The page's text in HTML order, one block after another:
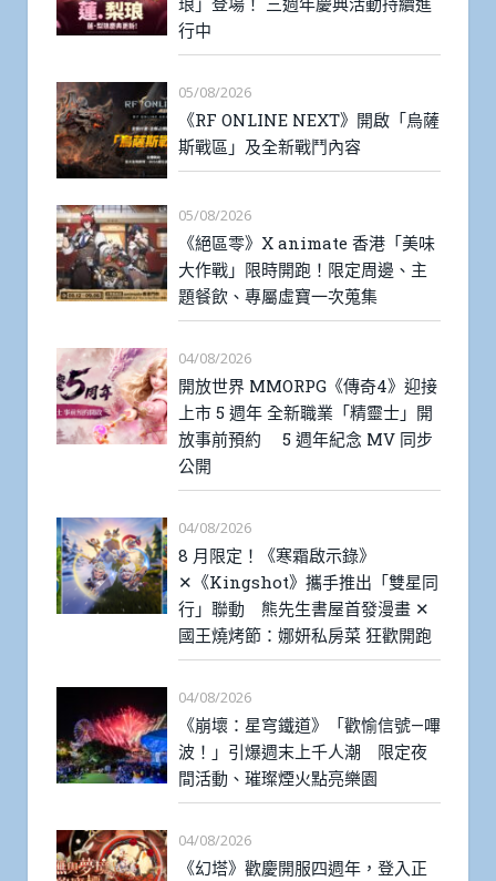
行中
05/08/2026
《RF ONLINE NEXT》開啟「烏薩
斯戰區」及全新戰鬥內容
05/08/2026
《絕區零》X animate 香港「美味
大作戰」限時開跑！限定周邊、主
題餐飲、專屬虛寶一次蒐集
04/08/2026
開放世界 MMORPG《傳奇4》迎接
上市 5 週年 全新職業「精靈士」開
放事前預約 5 週年紀念 MV 同步
公開
04/08/2026
8 月限定！《寒霜啟示錄》
✕《Kingshot》攜手推出「雙星同
行」聯動 熊先生書屋首發漫畫 ✕
國王燒烤節：娜妍私房菜 狂歡開跑
04/08/2026
《崩壞：星穹鐵道》「歡愉信號—嗶
波！」引爆週末上千人潮 限定夜
間活動、璀璨煙火點亮樂園
04/08/2026
《幻塔》歡慶開服四週年，登入正